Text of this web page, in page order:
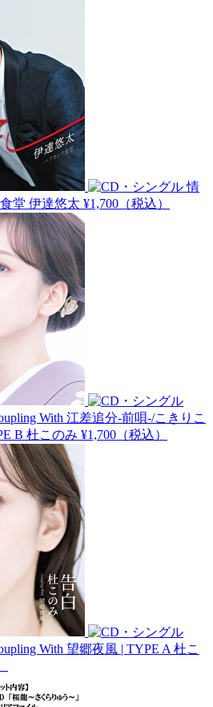
情
堂 伊達悠太 ¥1,700（税込）
With 江差追分-前唄-/こきりこ
B 杜このみ ¥1,700（税込）
With 望郷夜風 | TYPE A 杜こ